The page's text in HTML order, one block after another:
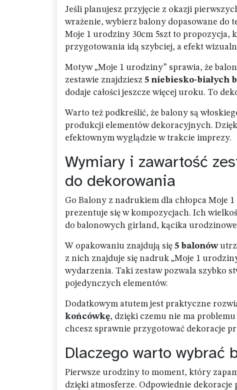
Jeśli planujesz przyjęcie z okazji
wrażenie, wybierz balony dopasowane do
Moje 1 urodziny 30cm 5szt to propozycja,
przygotowania idą szybciej, a efekt
Motyw „Moje 1 urodziny” sprawia, że
zestawie znajdziesz 5 niebiesko-białych
dodaje całości jeszcze więcej uroku. To
Warto też podkreślić, że balony są
produkcji elementów dekoracyjnych.
efektownym wyglądzie w trakcie imprezy.
Wymiary i zawartość
do dekorowania
Go Balony z nadrukiem dla chłopca Moje
prezentuje się w kompozycjach. Ich
do balonowych girland, kącika
W opakowaniu znajdują się 5 balonów
z nich znajduje się nadruk „Moje 1
wydarzenia. Taki zestaw pozwala szybko
pojedynczych elementów.
Dodatkowym atutem jest praktyczne
końcówkę, dzięki czemu nie ma
chcesz sprawnie przygotować dekoracje
Dlaczego warto wybrać
Pierwsze urodziny to moment, który
dzięki atmosferze. Odpowiednie